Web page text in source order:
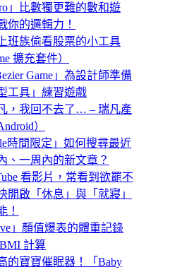
」比數獨更難的數和遊
你的邏輯力！
班族偷看股票的小工具
擴充套件）
Game」為設計師準備
工具」練習遊戲
，我回不去了… – 瑞凡產
）
時間限定」如何搜尋最近
、一周內的新文章？
看影片，常看到欲罷不
開啟「休息」與「就寢」
！
」顏值爆表的體重記錄
計算
的寶寶催眠器！「Baby